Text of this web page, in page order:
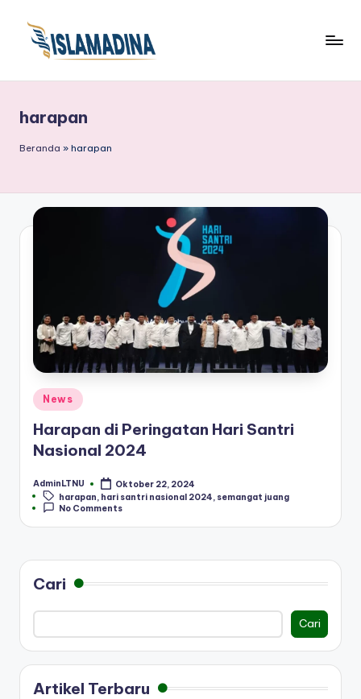
harapan
Beranda » harapan
Posted
in
News
Harapan di Peringatan Hari Santri
Nasional 2024
Posted
by
AdminLTNU
Oktober 22, 2024
Tags:harapan hari santri nasional 2024 semangat juang
No Comments
Cari
Cari
Artikel Terbaru